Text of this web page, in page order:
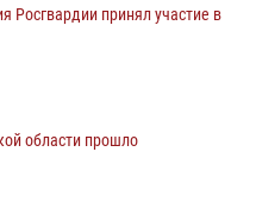
Росгвардии принял участие в
области прошло